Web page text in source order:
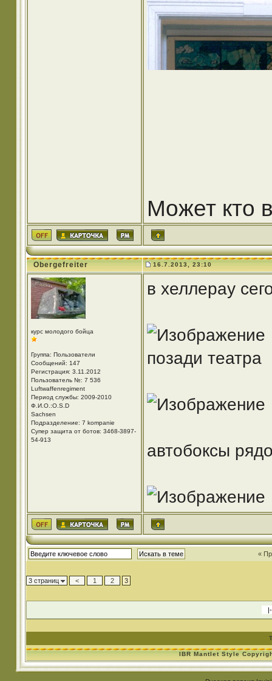
Может кто
Obergefreiter 16.7.2013, 23:10
курс молодого бойца
Группа: Пользователи
Сообщений: 147
Регистрация: 3.11.2012
Пользователь №: 7 536
Luftwaffenregiment
Период службы: 2009-2010
Ф.И.О.:O.S.D
Sachsen
Подразделение: 7 kompanie
Супер защита от ботов: 3468-3897-
54-913
в хеллерау
позади театра
автобоксы
«
3 страниц < 1 2 3
IBR Mantlet Style